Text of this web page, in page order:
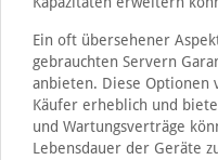
Ein oft übersehener
gebrauchten Servern
anbieten. Diese Optionen
Käufer erheblich und
und Wartungsverträge
Lebensdauer der Geräte